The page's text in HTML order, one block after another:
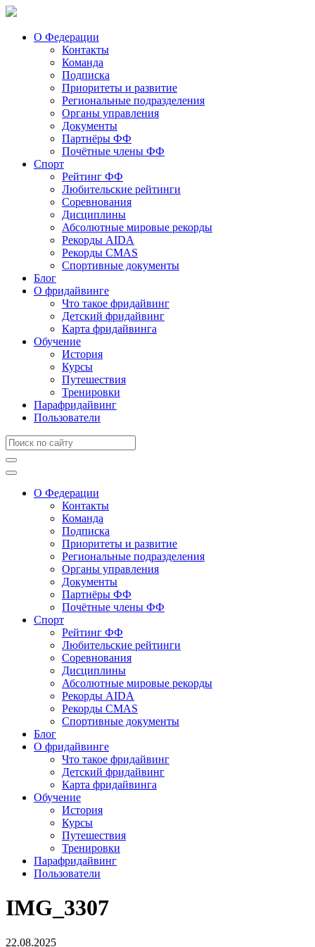
О Федерации
Контакты
Команда
Подписка
Приоритеты и развитие
Региональные подразделения
Органы управления
Документы
Партнёры ФФ
Почётные члены ФФ
Спорт
Рейтинг ФФ
Любительские рейтинги
Соревнования
Дисциплины
Абсолютные мировые рекорды
Рекорды AIDA
Рекорды CMAS
Спортивные документы
Блог
О фридайвинге
Что такое фридайвинг
Детский фридайвинг
Карта фридайвинга
Обучение
История
Курсы
Путешествия
Тренировки
Парафридайвинг
Пользователи
О Федерации
Контакты
Команда
Подписка
Приоритеты и развитие
Региональные подразделения
Органы управления
Документы
Партнёры ФФ
Почётные члены ФФ
Спорт
Рейтинг ФФ
Любительские рейтинги
Соревнования
Дисциплины
Абсолютные мировые рекорды
Рекорды AIDA
Рекорды CMAS
Спортивные документы
Блог
О фридайвинге
Что такое фридайвинг
Детский фридайвинг
Карта фридайвинга
Обучение
История
Курсы
Путешествия
Тренировки
Парафридайвинг
Пользователи
IMG_3307
22.08.2025